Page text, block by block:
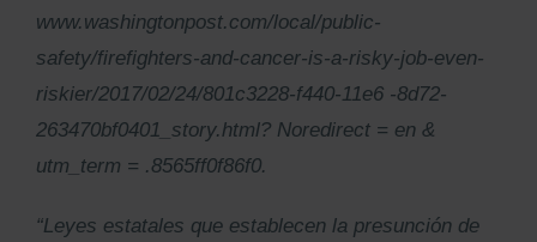
www.washingtonpost.com/local/public-
safety/firefighters-and-cancer-is-a-risky-job-even-
riskier/2017/02/24/801c3228-f440-11e6 -8d72-
263470bf0401_story.html? Noredirect = en &
utm_term = .8565ff0f86f0.
“Leyes estatales que establecen la presunción de